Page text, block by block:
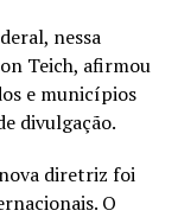
nessa
Teich, afirmou
e municípios
divulgação.
diretriz foi
O